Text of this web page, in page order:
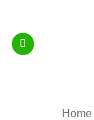
inhoud
Home